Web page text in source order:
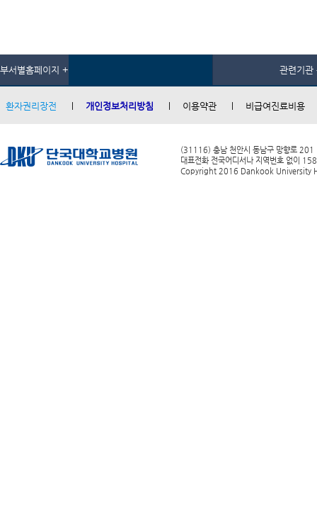
부서별홈페이지 + 관련기관
환자권리장전 개인정보처리방침 이용약관 비급여진료비용
(31116) 충남 천안시 동남구 망향로 201
대표전화 전국어디서나 지역번호 없이
Copyright 2016 Dankook University